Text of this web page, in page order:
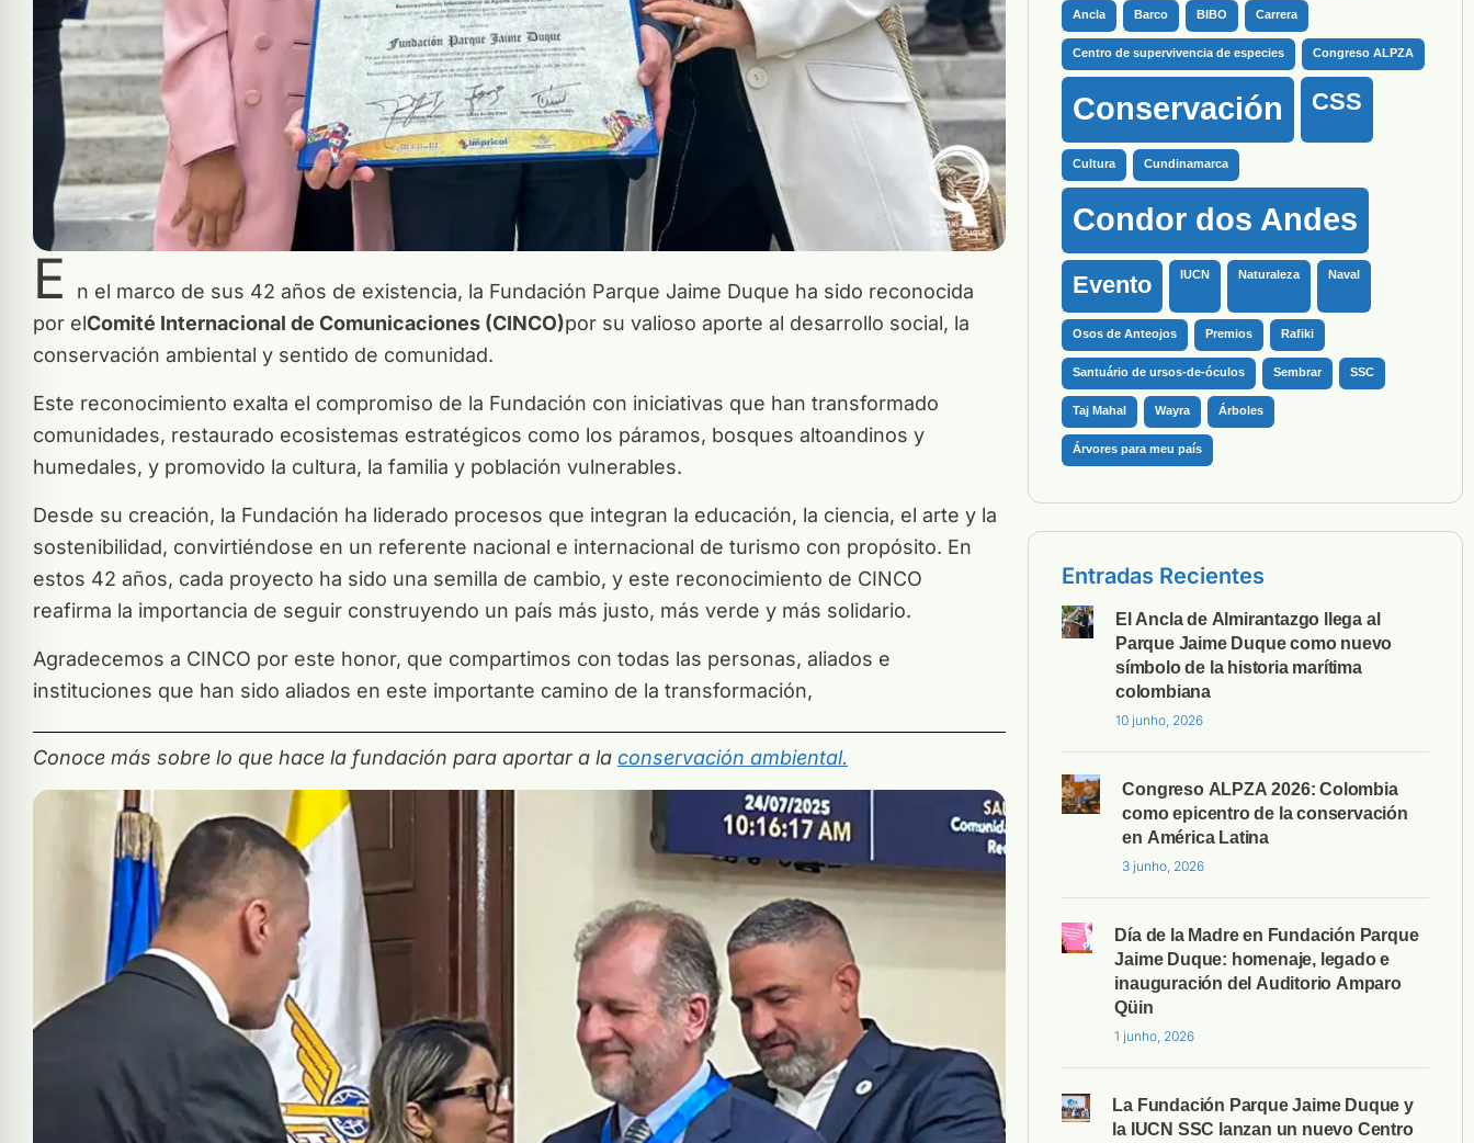
E
n el marco de sus 42 años de existencia, la Fundación Parque Jaime Duque ha sido reconocida
por elComité Internacional de Comunicaciones (CINCO)por su valioso aporte al desarrollo social, la
conservación ambiental y sentido de comunidad.
Este reconocimiento exalta el compromiso de la Fundación con iniciativas que han transformado
comunidades, restaurado ecosistemas estratégicos como los páramos, bosques altoandinos y
humedales, y promovido la cultura, la familia y población vulnerables.
Desde su creación, la Fundación ha liderado procesos que integran la educación, la ciencia, el arte y la
sostenibilidad, convirtiéndose en un referente nacional e internacional de turismo con propósito. En
estos 42 años, cada proyecto ha sido una semilla de cambio, y este reconocimiento de CINCO
reafirma la importancia de seguir construyendo un país más justo, más verde y más solidario.
Agradecemos a CINCO por este honor, que compartimos con todas las personas, aliados e
instituciones que han sido aliados en este importante camino de la transformación,
Conoce más sobre lo que hace la fundación para aportar a la conservación ambiental.
Ancla Barco BIBO Carrera
Centro de supervivencia de especies Congreso ALPZA
Conservación CSS
Cultura Cundinamarca
Condor dos Andes
Evento IUCN Naturaleza Naval
Osos de Anteojos Premios Rafiki
Santuário de ursos-de-óculos Sembrar SSC
Taj Mahal Wayra Árboles
Árvores para meu país
Entradas Recientes
El Ancla de Almirantazgo llega al
Parque Jaime Duque como nuevo
símbolo de la historia marítima
colombiana
10 junho, 2026
Congreso ALPZA 2026: Colombia
como epicentro de la conservación
en América Latina
3 junho, 2026
Día de la Madre en Fundación Parque
Jaime Duque: homenaje, legado e
inauguración del Auditorio Amparo
Qüin
1 junho, 2026
La Fundación Parque Jaime Duque y
la IUCN SSC lanzan un nuevo Centro